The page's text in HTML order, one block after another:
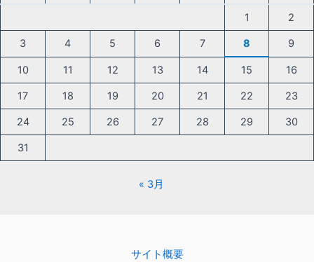
1 2
3 4 5 6 7 8 9
10 11 12 13 14 15 16
17 18 19 20 21 22 23
24 25 26 27 28 29 30
31
« 3月
サイト概要